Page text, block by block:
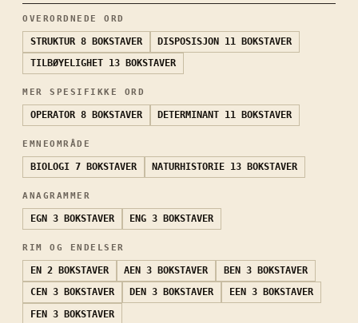
OVERORDNEDE ORD
STRUKTUR 8 BOKSTAVER DISPOSISJON
11 BOKSTAVER
TILBØYELIGHET 13 BOKSTAVER
MER SPESIFIKKE ORD
OPERATOR 8 BOKSTAVER DETERMINANT 11 BOKSTAVER
EMNEOMRÅDE
BIOLOGI 7 BOKSTAVER NATURHISTORIE 13 BOKSTAVER
ANAGRAMMER
EGN 3 BOKSTAVER ENG 3 BOKSTAVER
RIM OG ENDELSER
EN 2 BOKSTAVER AEN 3 BOKSTAVER BEN
3 BOKSTAVER
CEN
3 BOKSTAVER DEN 3 BOKSTAVER EEN
3 BOKSTAVER
FEN 3 BOKSTAVER